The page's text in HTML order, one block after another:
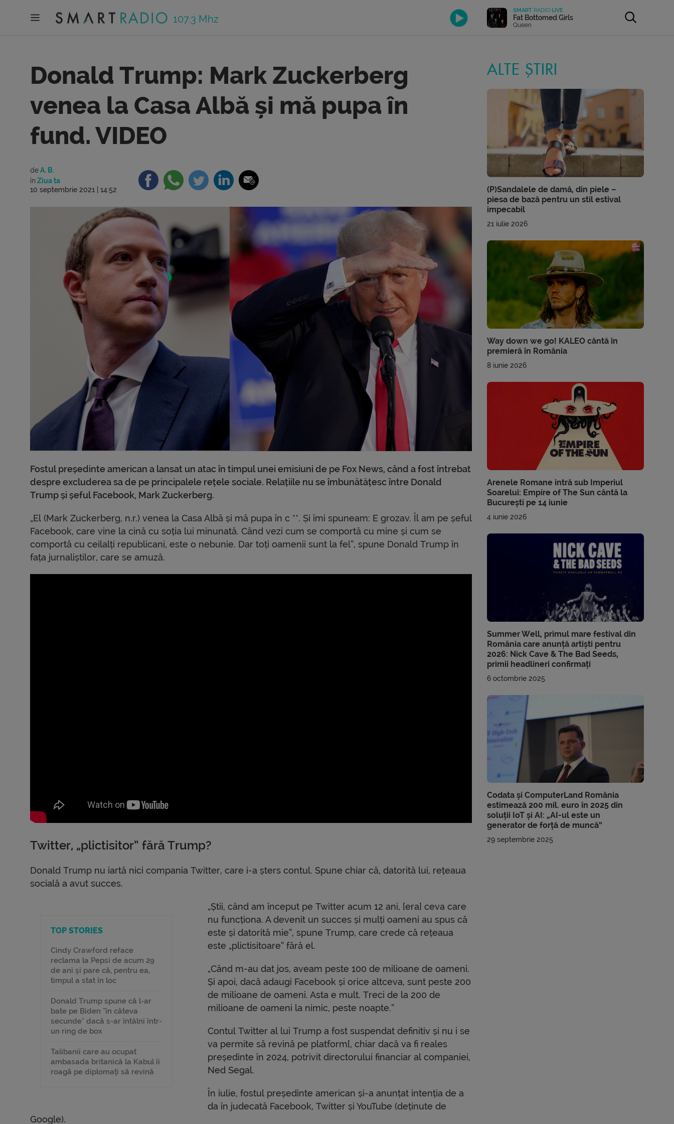
107.3 Mhz
SMART RADIO LIVE
Fat Bottomed Girls
Queen
Donald Trump: Mark Zuckerberg
venea la Casa Albă și mă pupa în
fund. VIDEO
deA. B.
în Ziua ta
10 septembrie 2021 | 14:52
Fostul președinte american a lansat un atac în timpul unei emisiuni de pe Fox News, când a fost întrebat
despre excluderea sa de pe principalele rețele sociale. Relațiile nu se îmbunătățesc între Donald
Trump și șeful Facebook, Mark Zuckerberg.
„El (Mark Zuckerberg, n.r.) venea la Casa Albă și mă pupa în c **. Și îmi spuneam: E grozav. Îl am pe șeful
Facebook, care vine la cină cu soția lui minunată. Când vezi cum se comportă cu mine și cum se
comportă cu ceilalți republicani, este o nebunie. Dar toți oamenii sunt la fel”, spune Donald Trump în
fața jurnaliștilor, care se amuză.
Twitter, „plictisitor” fără Trump?
Donald Trump nu iartă nici compania Twitter, care i-a șters contul. Spune chiar că, datorită lui, rețeaua
socială a avut succes.
TOP STORIES
Cindy Crawford reface
reclama la Pepsi de acum 29
de ani și pare că, pentru ea,
timpul a stat în loc
Donald Trump spune că l-ar
bate pe Biden "în câteva
secunde" dacă s-ar întâlni într-
un ring de box
Talibanii care au ocupat
ambasada britanică la Kabul îi
roagă pe diplomați să revină
„Știi, când am început pe Twitter acum 12 ani, [era] ceva care
nu funcționa. A devenit un succes și mulți oameni au spus că
este și datorită mie”, spune Trump, care crede că rețeaua
este „plictisitoare” fără el.
„Când m-au dat jos, aveam peste 100 de milioane de oameni.
Și apoi, dacă adaugi Facebook și orice altceva, sunt peste 200
de milioane de oameni. Asta e mult. Treci de la 200 de
milioane de oameni la nimic, peste noapte.”
Contul Twitter al lui Trump a fost suspendat definitiv și nu i se
va permite să revină pe platform[, chiar dacă va fi reales
președinte în 2024, potrivit directorului financiar al companiei,
Ned Segal.
În iulie, fostul președinte american și-a anunțat intenția de a
da în judecată Facebook, Twitter și YouTube (deținute de
Google).
ALTE ȘTIRI
(P)Sandalele de damă, din piele –
piesa de bază pentru un stil estival
impecabil
21 iulie 2026
Way down we go! KALEO cântă în
premieră în România
8 iunie 2026
Arenele Romane intră sub Imperiul
Soarelui: Empire of The Sun cântă la
București pe 14 iunie
4 iunie 2026
Summer Well, primul mare festival din
România care anunță artiști pentru
2026: Nick Cave & The Bad Seeds,
primii headlineri confirmați
6 octombrie 2025
Codata și ComputerLand România
estimează 200 mil. euro în 2025 din
soluții IoT și AI: „AI-ul este un
generator de forță de muncă”
29 septembrie 2025